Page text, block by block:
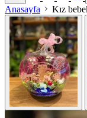
Anasayfa Kız